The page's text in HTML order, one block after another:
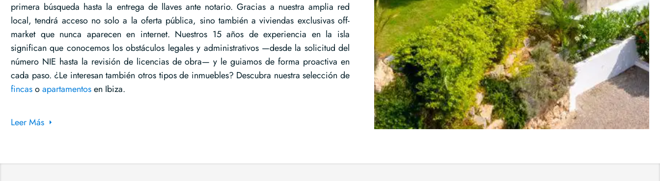
primera búsqueda hasta la entrega de llaves ante notario. Gracias a nuestra amplia red
local, tendrá acceso no solo a la oferta pública, sino también a viviendas exclusivas off-
market que nunca aparecen en internet. Nuestros 15 años de experiencia en la isla
significan que conocemos los obstáculos legales y administrativos —desde la solicitud del
número NIE hasta la revisión de licencias de obra— y le guiamos de forma proactiva en
cada paso. ¿Le interesan también otros tipos de inmuebles? Descubra nuestra selección de
fincasoapartamentosen Ibiza.
Leer Más